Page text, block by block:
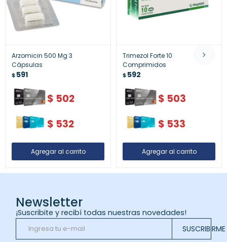
Arzomicin 500 Mg 3
Cápsulas
$591
$ 502
$ 532
Trimezol Forte 10
Comprimidos
$592
$ 503
$ 533
Newsletter
¡Suscribite y recibí todas nuestras novedades!
SUSCRIBIRME